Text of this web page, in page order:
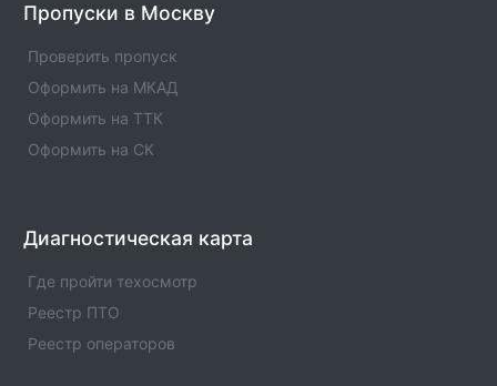
Пропуски в Москву
Проверить пропуск
Оформить на МКАД
Оформить на ТТК
Оформить на СК
Диагностическая карта
Где пройти техосмотр
Реестр ПТО
Реестр операторов